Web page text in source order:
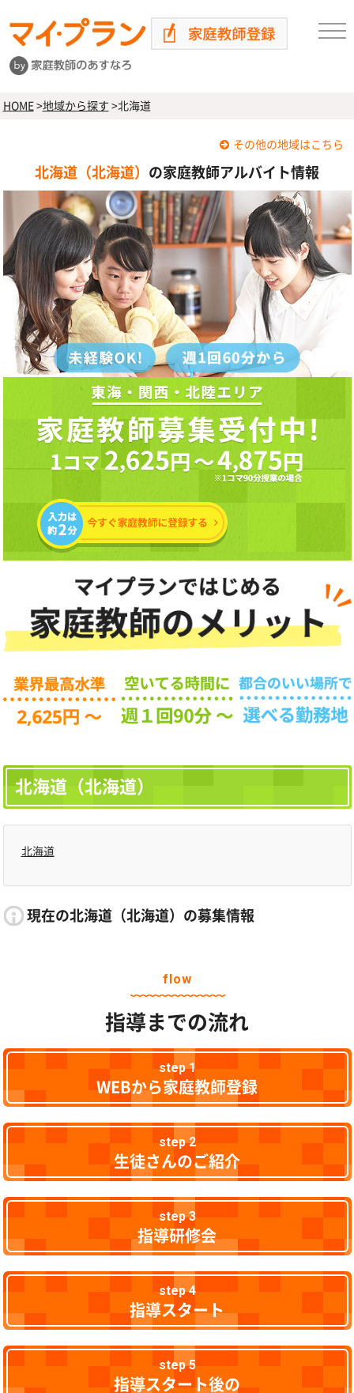
HOME>地域から探す >北海道
その他の地域はこちら
北海道（北海道） の家庭教師アルバイト情報
北海道（北海道）
北海道
現在の北海道（北海道）の募集情報
flow
指導までの流れ
step 1
WEBから家庭教師登録
step 2
生徒さんのご紹介
step 3
指導研修会
step 4
指導スタート
step 5
指導スタート後の